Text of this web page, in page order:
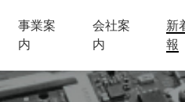
事業案
内
ハードウェア開発・設計・
UVCURE-01 紫外線照射装
会社案
内
新
報